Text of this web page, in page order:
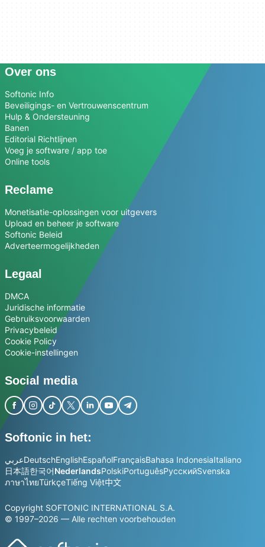
Over ons
Softonic Info
Beveiligings- en Vertrouwenscentrum
Hulp & Ondersteuning
Banen
Editorial Richtlijnen
Voeg je software / app toe
Online tools
Reclame
Monetisatie-oplossingen voor uitgevers
Upload en beheer je software
Softonic Beleid
Adverteermogelijkheden
Legaal
DMCA
Juridische informatie
Gebruiksvoorwaarden
Privacybeleid
Cookie Policy
Cookie-instellingen
Social media
Softonic in het:
عربيDeutschEnglishEspañolFrançaisBahasa IndonesiaItaliano
日本語한국어NederlandsPolskiPortuguêsРусскийSvenska
ภาษาไทยTürkçeTiếng Việt中文
Copyright SOFTONIC INTERNATIONAL S.A.
© 1997–2026 — Alle rechten voorbehouden